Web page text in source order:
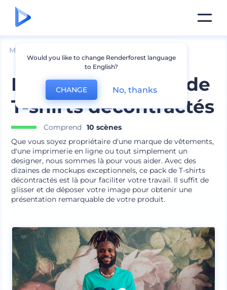
Mockups
Pack de mockups de
T-shirts décontractés
Comprend
10 scènes
Que vous soyez propriétaire d'une marque de vêtements,
d'une imprimerie en ligne ou tout simplement un
designer, nous sommes là pour vous aider. Avec des
dizaines de mockups exceptionnels, ce pack de T-shirts
décontractés est là pour faciliter votre travail. Il suffit de
glisser et de déposer votre image pour obtenir une
présentation remarquable de votre produit.
Would you like to change Renderforest language
to English?
CHANGE No, thanks